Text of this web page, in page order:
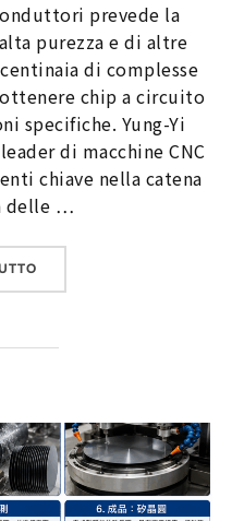
prevede la
purezza e di altre
di complesse
chip a circuito
specifiche. Yung-Yi
di macchine CNC
chiave nella catena
delle …
“LA PRODUZIONE DI